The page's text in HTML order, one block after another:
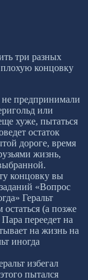
три разных
концовку
не предпринимали
или
хуже, пытаться
остаток
дороге, время
жизнь,
концовку вы
«Вопрос
Геральт
(а позже
переедет на
на жизнь на
иногда
избегал
пытался